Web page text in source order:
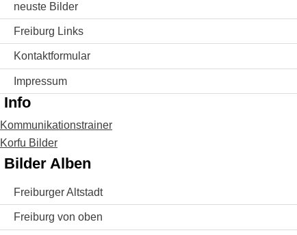
neuste Bilder
Freiburg Links
Kontaktformular
Impressum
Info
Kommunikationstrainer
Korfu Bilder
Bilder Alben
Freiburger Altstadt
Freiburg von oben